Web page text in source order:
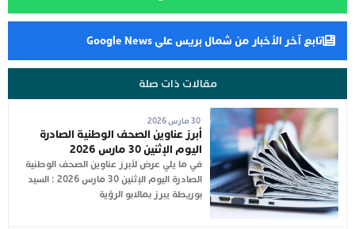
تابع آخر الأخبار من شمال بريس على Google News
مقالات ذات صلة
30 مارس 2026
أبرز عناوين الصحف الوطنية الصادرة
اليوم الإثنين 30 مارس 2026
في ما يلي عرض لأبرز عناوين الصحف الوطنية
الصادرة اليوم الإثنين 30 مارس 2026 : السيد
بوريطة يبرز بمالابو الرؤية